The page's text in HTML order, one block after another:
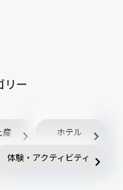
リー
産 ホテル
体験・アクティビティ